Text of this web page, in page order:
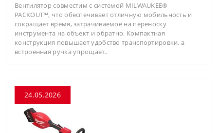
Вентилятор совместим с системой MILWAUKEE®
PACKOUT™, что обеспечивает отличную мобильность и
сокращает время, затрачиваемое на переноску
инструмента на объект и обратно. Компактная
конструкция повышает удобство транспортировки, а
встроенная ручка упрощает..
24.05.2026